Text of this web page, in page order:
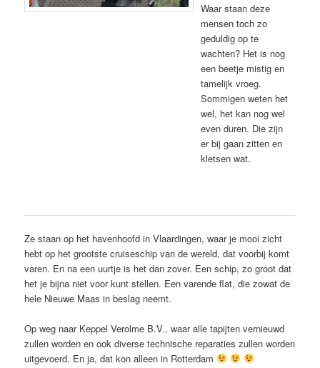
Waar staan deze
mensen toch zo
geduldig op te
wachten? Het is nog
een beetje mistig en
tamelijk vroeg.
Sommigen weten het
wel, het kan nog wel
even duren. Die zijn
er bij gaan zitten en
kletsen wat.
Ze staan op het havenhoofd in Vlaardingen, waar je mooi zicht
hebt op het grootste cruiseschip van de wereld, dat voorbij komt
varen. En na een uurtje is het dan zover. Een schip, zo groot dat
het je bijna niet voor kunt stellen. Een varende flat, die zowat de
hele Nieuwe Maas in beslag neemt.
Op weg naar Keppel Verolme B.V., waar alle tapijten vernieuwd
zullen worden en ook diverse technische reparaties zullen worden
uitgevoerd. En ja, dat kon alleen in Rotterdam